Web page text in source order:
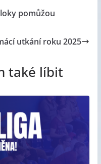
pomůžou
utkání roku 2025
také líbit